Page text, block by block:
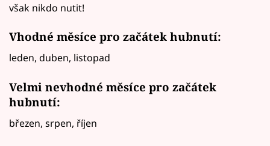
však nikdo nutit!
Vhodné měsíce pro začátek hubnutí:
leden, duben, listopad
Velmi nevhodné měsíce pro začátek
hubnutí:
březen, srpen, říjen